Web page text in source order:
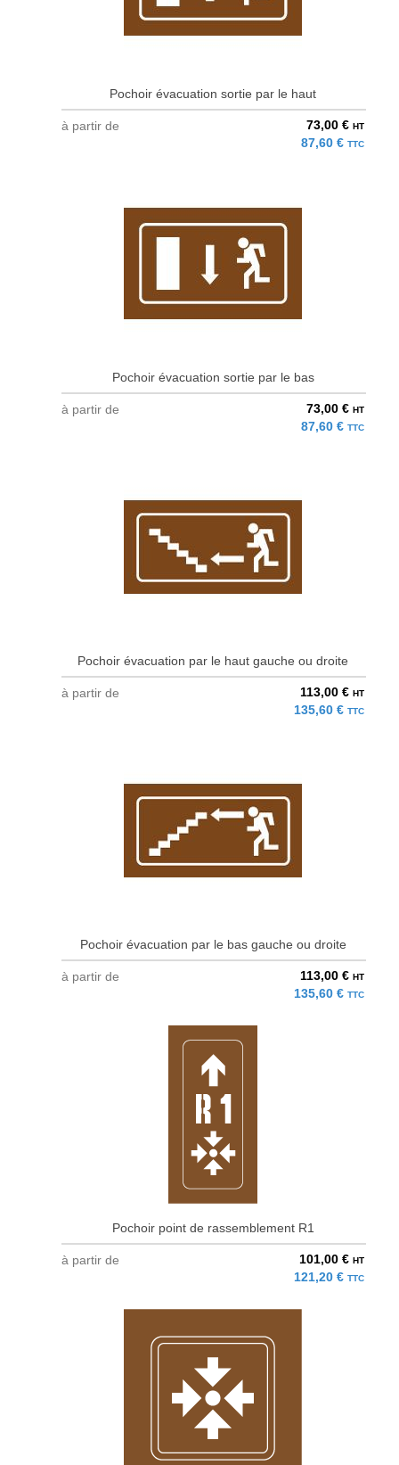
Pochoir évacuation sortie par le haut
à partir de 73,00 € HT
87,60 € TTC
Pochoir évacuation sortie par le bas
à partir de 73,00 € HT
87,60 € TTC
Pochoir évacuation par le haut gauche ou droite
à partir de 113,00 € HT
135,60 € TTC
Pochoir évacuation par le bas gauche ou droite
à partir de 113,00 € HT
135,60 € TTC
Pochoir point de rassemblement R1
à partir de 101,00 € HT
121,20 € TTC